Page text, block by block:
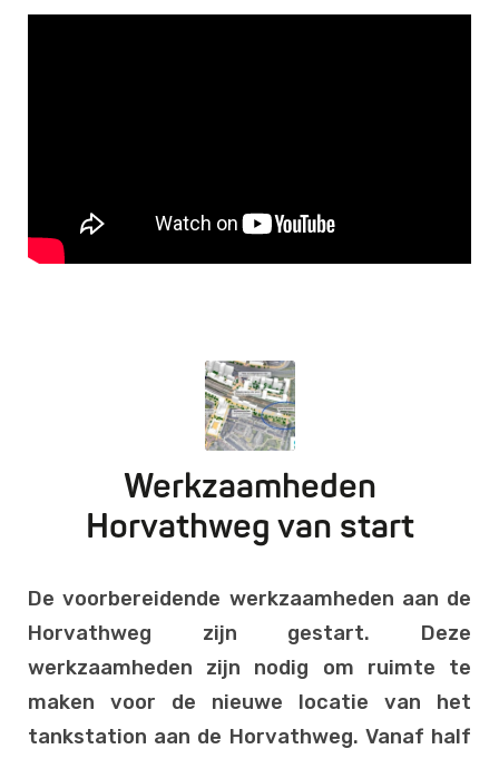
Werkzaamheden
Horvathweg van start
De voorbereidende werkzaamheden aan de
Horvathweg zijn gestart. Deze
werkzaamheden zijn nodig om ruimte te
maken voor de nieuwe locatie van het
tankstation aan de Horvathweg. Vanaf half